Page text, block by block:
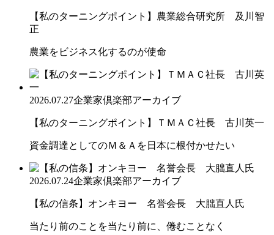
【私のターニングポイント】農業総合研究所 及川智
正
農業をビジネス化するのが使命
2026.07.27企業家倶楽部アーカイブ
【私のターニングポイント】ＴＭＡＣ社長 古川英一
資金調達としてのＭ＆Ａを日本に根付かせたい
2026.07.24企業家倶楽部アーカイブ
【私の信条】オンキヨー 名誉会長 大朏直人氏
当たり前のことを当たり前に、倦むことなく